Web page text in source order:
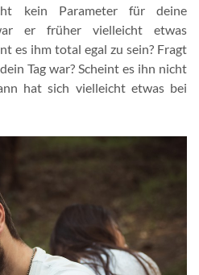
kein Parameter für deine
er früher vielleicht etwas
es ihm total egal zu sein? Fragt
Tag war? Scheint es ihn nicht
hat sich vielleicht etwas bei